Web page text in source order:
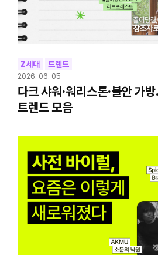
Z세대 트렌드
2026. 06. 05
다크 샤워·워리스톤·불안 가
트렌드 모음